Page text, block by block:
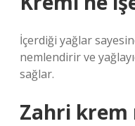
İçerdiği yağlar
nemlendirir ve
sağlar.
Zahri krem